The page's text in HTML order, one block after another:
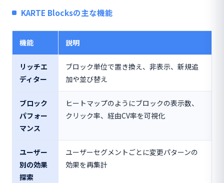
KARTE Blocksの主な機能
機能 説明
リッチエ
ディター
ブロック単位で置き換え、非表示、新規追
加や並び替え
ブロック
パフォー
マンス
ヒートマップのようにブロックの表示数、
クリック率、経由CV率を可視化
ユーザー
別の効果
探索
ユーザーセグメントごとに変更パターンの
効果を再集計